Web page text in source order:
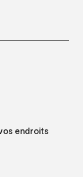
endroits